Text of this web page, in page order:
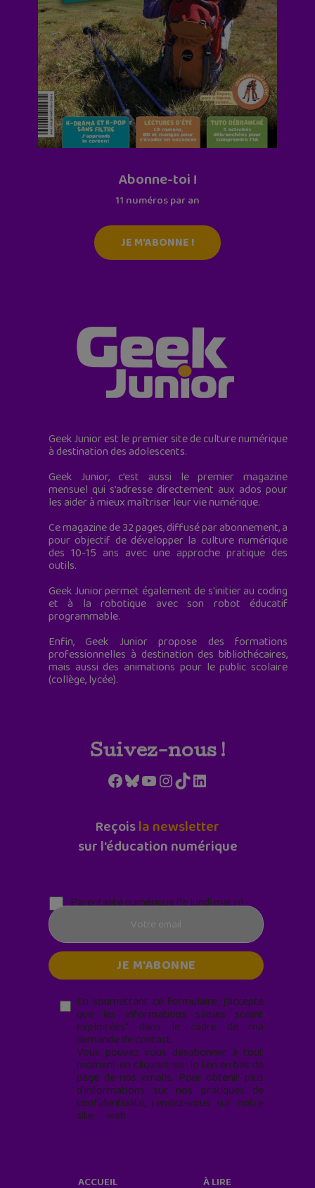
Abonne-toi !
11 numéros par an
JE M'ABONNE !
Geek Junior est le premier site de culture numérique
à destination des adolescents.
Geek Junior, c’est aussi le premier magazine
mensuel qui s’adresse directement aux ados pour
les aider à mieux maîtriser leur vie numérique.
Ce magazine de 32 pages, diffusé par abonnement, a
pour objectif de développer la culture numérique
des 10-15 ans avec une approche pratique des
outils.
Geek Junior permet également de s'initier au coding
et à la robotique avec son robot éducatif
programmable.
Enfin, Geek Junior propose des formations
professionnelles à destination des bibliothécaires,
mais aussi des animations pour le public scolaire
(collège, lycée).
Suivez-nous !
Facebook
Bluesky
YouTube
Instagram
TikTokLinkedIn
Reçoisla newsletter
sur l'éducation numérique
Parentalité numérique (le lundi matin)
En soumettant ce formulaire, j’accepte
que les informations saisies soient
exploitées* dans le cadre de ma
demande de contact.
Vous pouvez vous désabonner à tout
moment en cliquant sur le lien en bas de
page de nos emails. Pour obtenir plus
d'informations sur nos pratiques de
confidentialité, rendez-vous sur notre
site web
ACCUEIL À LIRE